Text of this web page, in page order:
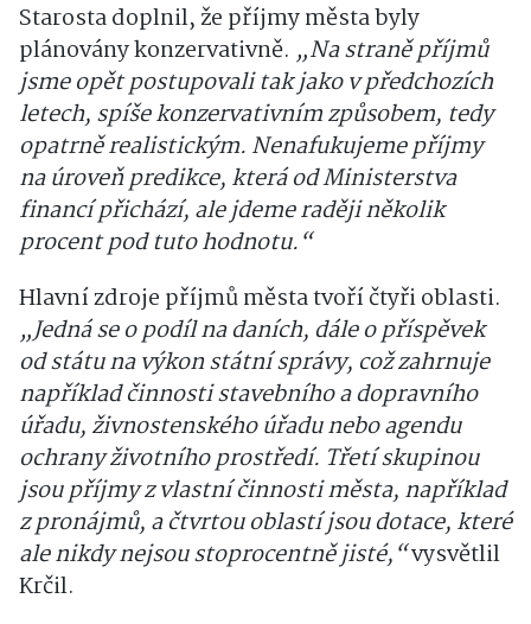
Starosta doplnil, že příjmy města byly
plánovány konzervativně. „Na straně příjmů
jsme opět postupovali tak jako v předchozích
letech, spíše konzervativním způsobem, tedy
opatrně realistickým. Nenafukujeme příjmy
na úroveň predikce, která od Ministerstva
financí přichází, ale jdeme raději několik
procent pod tuto hodnotu.“
Hlavní zdroje příjmů města tvoří čtyři oblasti.
„Jedná se o podíl na daních, dále o příspěvek
od státu na výkon státní správy, což zahrnuje
například činnosti stavebního a dopravního
úřadu, živnostenského úřadu nebo agendu
ochrany životního prostředí. Třetí skupinou
jsou příjmy z vlastní činnosti města, například
z pronájmů, a čtvrtou oblastí jsou dotace, které
ale nikdy nejsou stoprocentně jisté,“vysvětlil
Krčil.